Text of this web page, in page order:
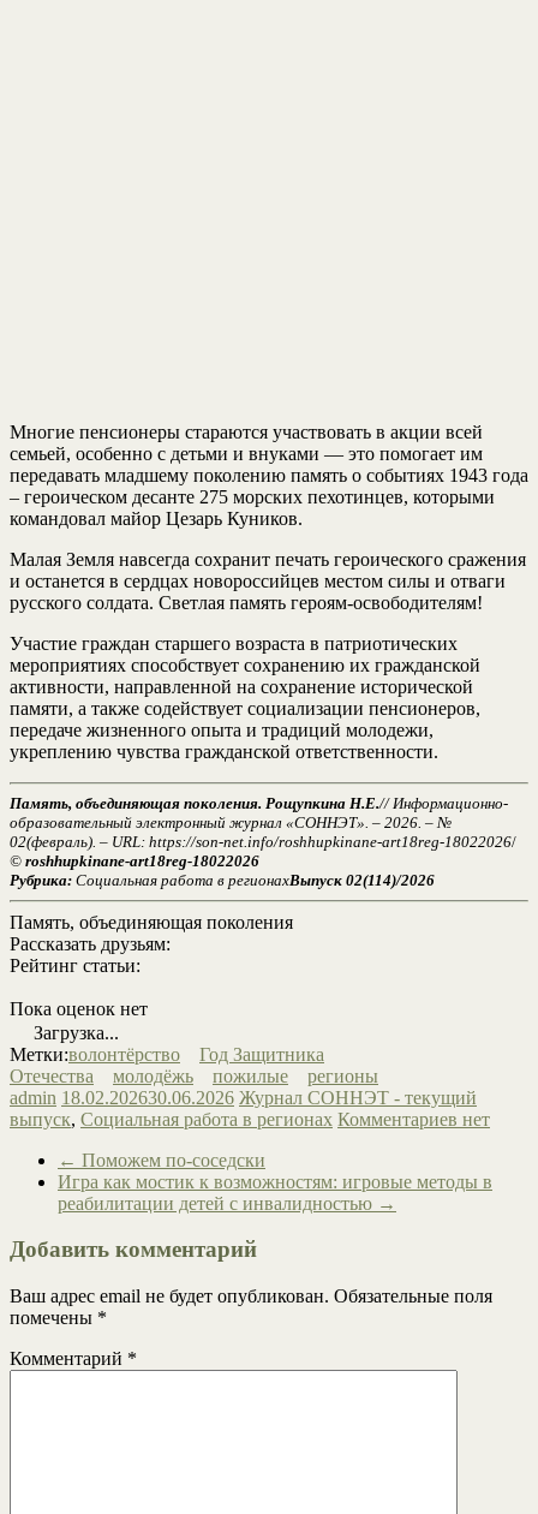
Многие пенсионеры стараются участвовать в акции всей
семьей, особенно с детьми и внуками — это помогает им
передавать младшему поколению память о событиях 1943 года
– героическом десанте 275 морских пехотинцев, которыми
командовал майор Цезарь Куников.
Малая Земля навсегда сохранит печать героического сражения
и останется в сердцах новороссийцев местом силы и отваги
русского солдата. Светлая память героям-освободителям!
Участие граждан старшего возраста в патриотических
мероприятиях способствует сохранению их гражданской
активности, направленной на сохранение исторической
памяти, а также содействует социализации пенсионеров,
передаче жизненного опыта и традиций молодежи,
укреплению чувства гражданской ответственности.
Память, объединяющая поколения. Рощупкина Н.Е.// Информационно-
образовательный электронный журнал «СОННЭТ». – 2026. – №
02(февраль). – URL: https://son-net.info/roshhupkinane-art18reg-18022026/
© roshhupkinane-art18reg-18022026
Рубрика: Социальная работа в регионахВыпуск 02(114)/2026
Память, объединяющая поколения
Рассказать друзьям:
Рейтинг статьи:
Пока оценок нет
Загрузка...
Метки:волонтёрство
Год Защитника
Отечества
молодёжь пожилые
регионы
admin 18.02.202630.06.2026 Журнал СОННЭТ - текущий
выпуск, Социальная работа в регионах Комментариев нет
← Поможем по-соседски
Игра как мостик к возможностям: игровые методы в
реабилитации детей с инвалидностью →
Добавить комментарий
Ваш адрес email не будет опубликован. Обязательные поля
помечены *
Комментарий *